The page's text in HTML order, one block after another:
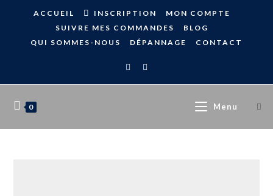
ACCUEIL INSCRIPTION
MON COMPTE
SUIVRE MES COMMANDES
BLOG
QUI SOMMES-NOUS
DÉPANNAGE CONTACT
0 Menu